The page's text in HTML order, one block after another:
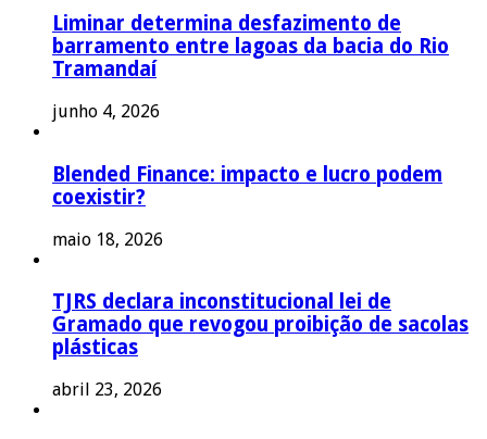
Liminar determina desfazimento de
barramento entre lagoas da bacia do Rio
Tramandaí
junho 4, 2026
Blended Finance: impacto e lucro podem
coexistir?
maio 18, 2026
TJRS declara inconstitucional lei de
Gramado que revogou proibição de sacolas
plásticas
abril 23, 2026